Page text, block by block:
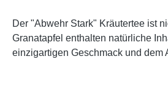
Der "Abwehr Stark" Kräutertee ist
Granatapfel enthalten natürliche
einzigartigen Geschmack und dem